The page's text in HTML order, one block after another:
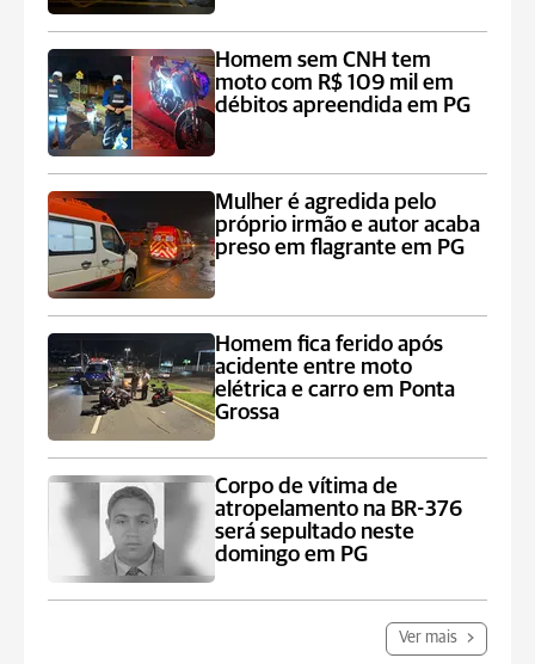
Homem sem CNH tem
moto com R$ 109 mil em
débitos apreendida em PG
Mulher é agredida pelo
próprio irmão e autor acaba
preso em flagrante em PG
Homem fica ferido após
acidente entre moto
elétrica e carro em Ponta
Grossa
Corpo de vítima de
atropelamento na BR-376
será sepultado neste
domingo em PG
Ver mais